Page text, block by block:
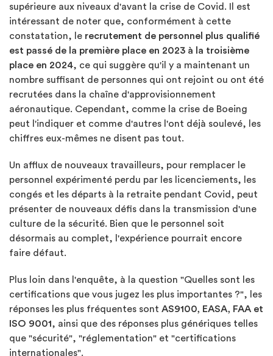
supérieure aux niveaux d'avant la crise de Covid. Il est
intéressant de noter que, conformément à cette
constatation, le recrutement de personnel plus qualifié
est passé de la première place en 2023 à la troisième
place en 2024, ce qui suggère qu'il y a maintenant un
nombre suffisant de personnes qui ont rejoint ou ont été
recrutées dans la chaîne d'approvisionnement
aéronautique. Cependant, comme la crise de Boeing
peut l'indiquer et comme d'autres l'ont déjà soulevé, les
chiffres eux-mêmes ne disent pas tout.
Un afflux de nouveaux travailleurs, pour remplacer le
personnel expérimenté perdu par les licenciements, les
congés et les départs à la retraite pendant Covid, peut
présenter de nouveaux défis dans la transmission d'une
culture de la sécurité. Bien que le personnel soit
désormais au complet, l'expérience pourrait encore
faire défaut.
Plus loin dans l'enquête, à la question "Quelles sont les
certifications que vous jugez les plus importantes ?", les
réponses les plus fréquentes sont AS9100, EASA, FAA et
ISO 9001, ainsi que des réponses plus génériques telles
que "sécurité", "réglementation" et "certifications
internationales".